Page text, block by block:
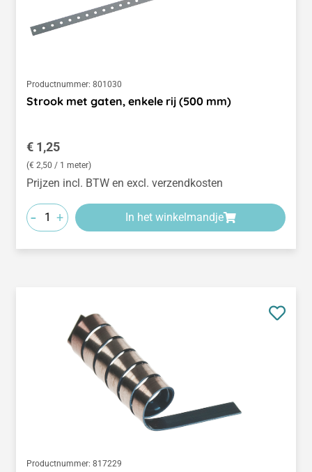
Productnummer: 801030
Strook met gaten, enkele rij (500 mm)
Normale prijs:
€ 1,25
(€ 2,50 / 1 meter)
Prijzen incl. BTW en excl. verzendkosten
- + In het winkelmandje
Productnummer: 817229